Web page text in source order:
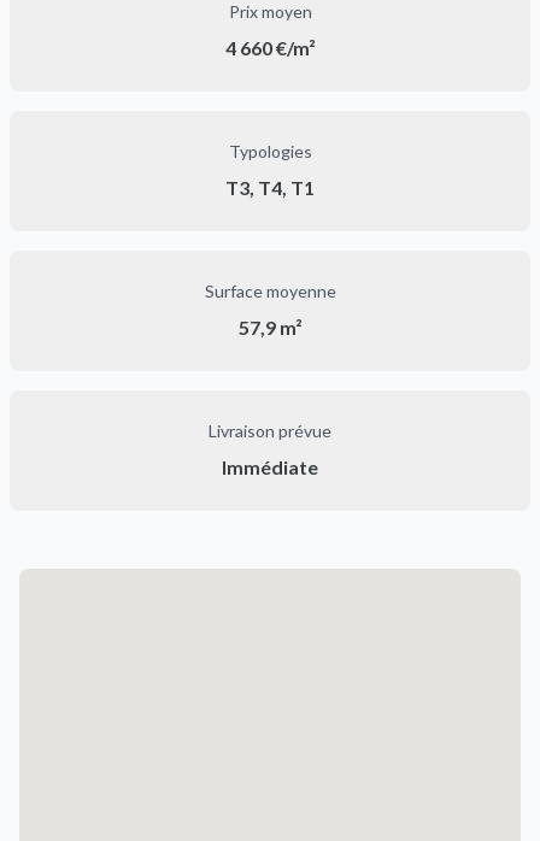
Prix moyen
4 660 €/m²
Typologies
T3, T4, T1
Surface moyenne
57,9 m²
Livraison prévue
Immédiate